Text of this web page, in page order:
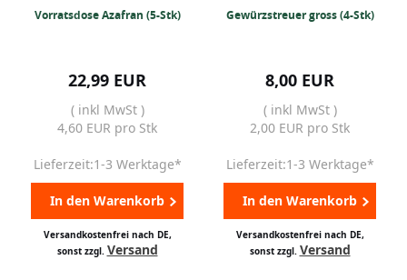
Vorratsdose Azafran (5-Stk)
22,99 EUR
( inkl MwSt )
4,60 EUR pro Stk
Lieferzeit:1-3 Werktage*
In den Warenkorb
Versandkostenfrei nach DE,
sonst zzgl. Versand
Gewürzstreuer gross (4-Stk)
8,00 EUR
( inkl MwSt )
2,00 EUR pro Stk
Lieferzeit:1-3 Werktage*
In den Warenkorb
Versandkostenfrei nach DE,
sonst zzgl. Versand